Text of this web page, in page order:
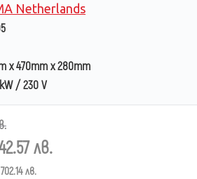
лв.
лв.
Netherlands
x 470mm x 280mm
/ 230 V